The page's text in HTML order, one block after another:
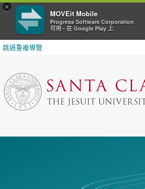
×
MOVEit Mobile
Progress Software Corporation
可用 - 在 Google Play 上
跳過重複導覽